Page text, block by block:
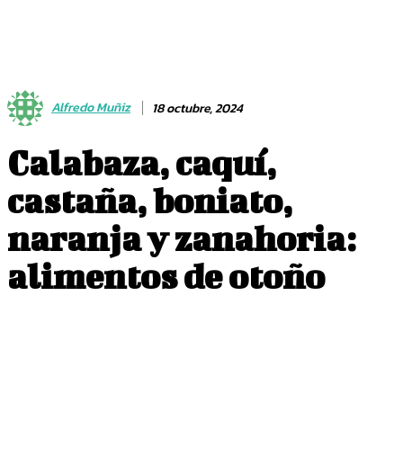
Alfredo Muñiz 18 octubre, 2024
Calabaza, caquí,
castaña, boniato,
naranja y zanahoria:
alimentos de otoño